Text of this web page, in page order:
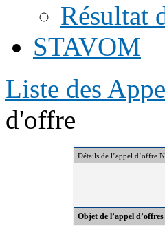
Résultat
STAVOM
Liste des
d'offre
Détails de l’appel d’offre
Objet de l’appel d’offres